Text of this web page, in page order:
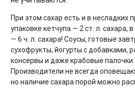
При этом сахар есть и в несладких
упаковке кетчупа — 2 ст. л. сахара,
— 6 ч. л. сахара! Соусы, готовые
сухофрукты, йогурты с добавками,
консервы и даже крабовые палочки
Производители не всегда
но наличие сахара порой можно